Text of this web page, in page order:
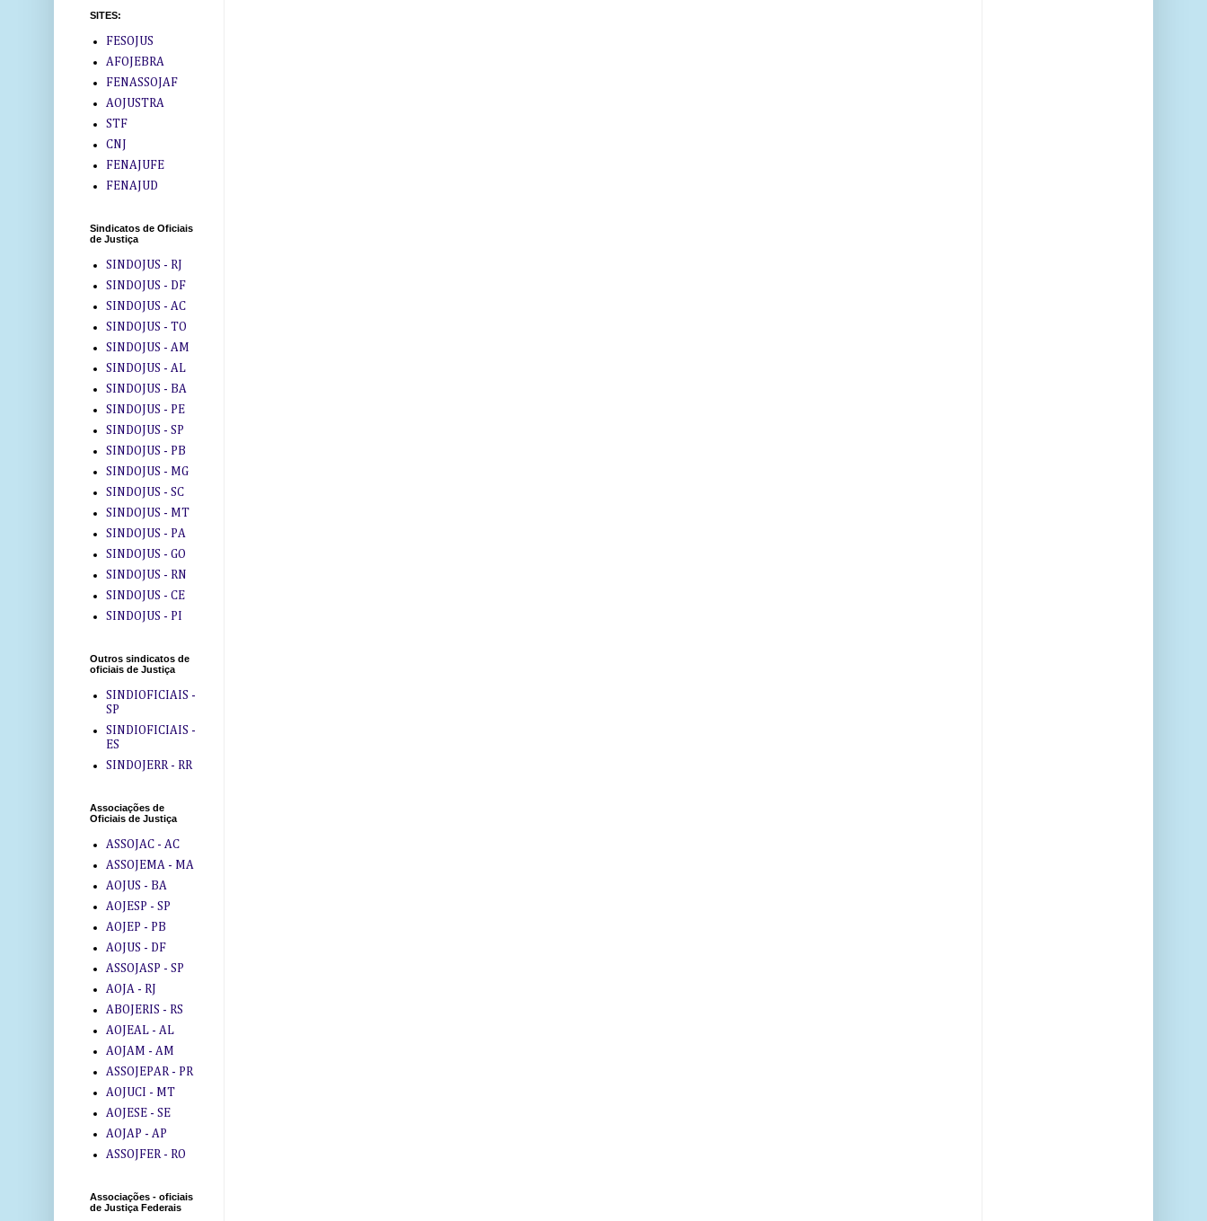
SITES:
FESOJUS
AFOJEBRA
FENASSOJAF
AOJUSTRA
STF
CNJ
FENAJUFE
FENAJUD
Sindicatos de Oficiais
de Justiça
SINDOJUS - RJ
SINDOJUS - DF
SINDOJUS - AC
SINDOJUS - TO
SINDOJUS - AM
SINDOJUS - AL
SINDOJUS - BA
SINDOJUS - PE
SINDOJUS - SP
SINDOJUS - PB
SINDOJUS - MG
SINDOJUS - SC
SINDOJUS - MT
SINDOJUS - PA
SINDOJUS - GO
SINDOJUS - RN
SINDOJUS - CE
SINDOJUS - PI
Outros sindicatos de
oficiais de Justiça
SINDIOFICIAIS -
SP
SINDIOFICIAIS -
ES
SINDOJERR - RR
Associações de
Oficiais de Justiça
ASSOJAC - AC
ASSOJEMA - MA
AOJUS - BA
AOJESP - SP
AOJEP - PB
AOJUS - DF
ASSOJASP - SP
AOJA - RJ
ABOJERIS - RS
AOJEAL - AL
AOJAM - AM
ASSOJEPAR - PR
AOJUCI - MT
AOJESE - SE
AOJAP - AP
ASSOJFER - RO
Associações - oficiais
de Justiça Federais